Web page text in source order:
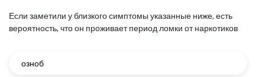
Если заметили у близкого симптомы указанные ниже, есть
вероятность, что он проживает период ломки от наркотиков
озноб